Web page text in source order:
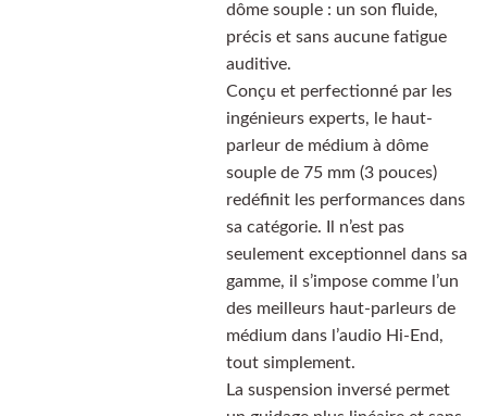
dôme souple : un son fluide,
précis et sans aucune fatigue
auditive.
Conçu et perfectionné par les
ingénieurs experts, le haut-
parleur de médium à dôme
souple de 75 mm (3 pouces)
redéfinit les performances dans
sa catégorie. Il n’est pas
seulement exceptionnel dans sa
gamme, il s’impose comme l’un
des meilleurs haut-parleurs de
médium dans l’audio Hi-End,
tout simplement.
La suspension inversé permet